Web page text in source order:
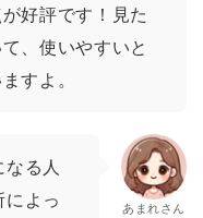
好評です！見た
、使いやすいと
すよ。
る人
よっ
あまれさん